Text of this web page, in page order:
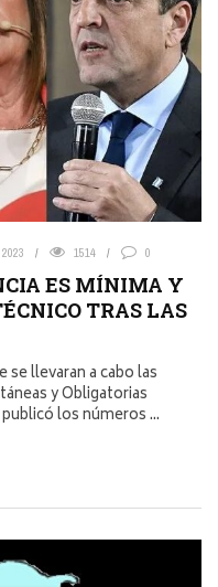
1514 0
ES MÍNIMA Y
TRAS LAS
se llevaran a cabo las
y Obligatorias
los números ...